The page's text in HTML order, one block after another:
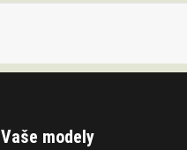
Vaše modely